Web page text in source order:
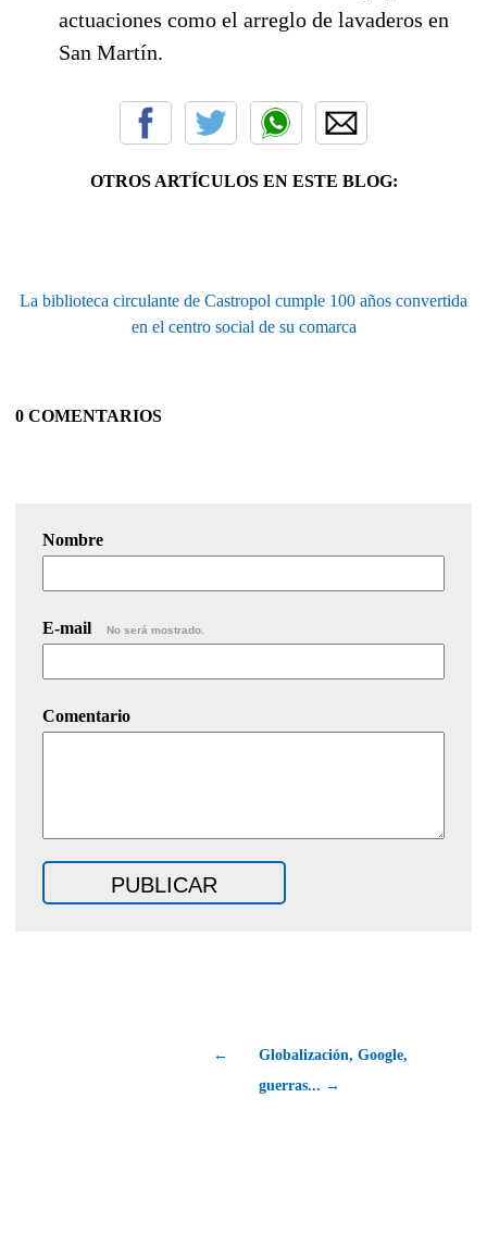
actuaciones como el arreglo de lavaderos en
San Martín.
OTROS ARTÍCULOS EN ESTE BLOG:
La biblioteca circulante de Castropol cumple 100 años convertida
en el centro social de su comarca
0 COMENTARIOS
Nombre
E-mail No será mostrado.
Comentario
←
Globalización, Google,
guerras... →